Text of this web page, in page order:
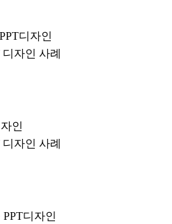
내/교육 자료용 PPT 디자인 사례
디자인
자인 사례
/기업 소개용 PPT 디자인 사례
인
자인 사례
기술 소개/제안용 PPT 디자인
디자인